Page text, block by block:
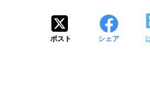
ポスト シェア